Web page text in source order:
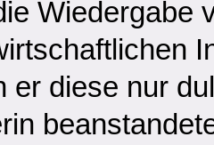
Wiedergabe
er diese nur